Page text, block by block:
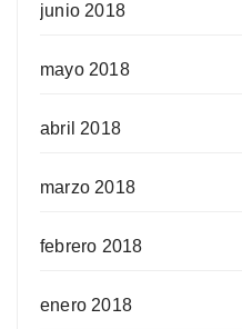
junio 2018
mayo 2018
abril 2018
marzo 2018
febrero 2018
enero 2018